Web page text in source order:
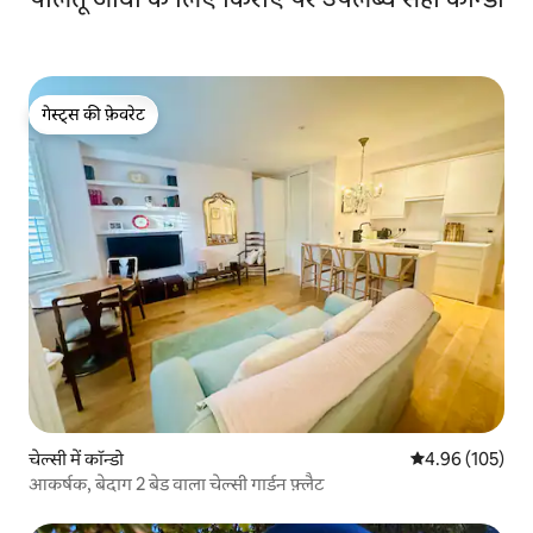
गेस्ट्स की फ़ेवरेट
गेस्ट्स की फ़ेवरेट
चेल्सी में कॉन्डो औसत रेटिंग 5 में से
4.96 (105)
आकर्षक, बेदाग 2 बेड वाला चेल्सी गार्डन फ़्लैट